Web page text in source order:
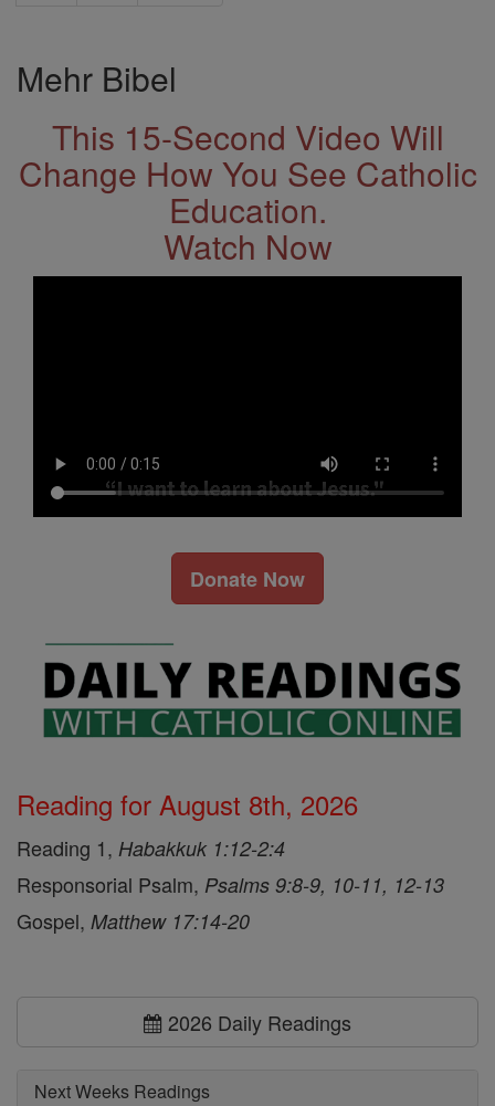
Mehr Bibel
This 15-Second Video Will
Change How You See Catholic
Education.
Watch Now
Donate Now
Reading for August 8th, 2026
Reading 1, Habakkuk 1:12-2:4
Responsorial Psalm, Psalms 9:8-9, 10-11, 12-13
Gospel, Matthew 17:14-20
2026 Daily Readings
Next Weeks Readings